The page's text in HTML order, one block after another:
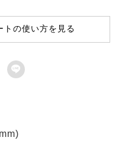
トの使い方を見る
